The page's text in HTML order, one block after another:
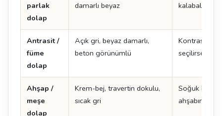
parlak
dolap
damarlı beyaz
kalabalık
Antrasit /
füme
dolap
Açık gri, beyaz damarlı,
beton görünümlü
Kontrast
seçilirse
Ahşap /
meşe
dolap
Krem-bej, travertin dokulu,
sıcak gri
Soğuk
ahşabın